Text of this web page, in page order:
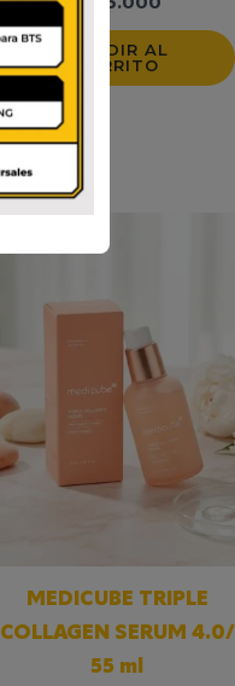
AÑADIR AL
CARRITO
MEDICUBE TRIPLE
COLLAGEN SERUM 4.0/
55 ml